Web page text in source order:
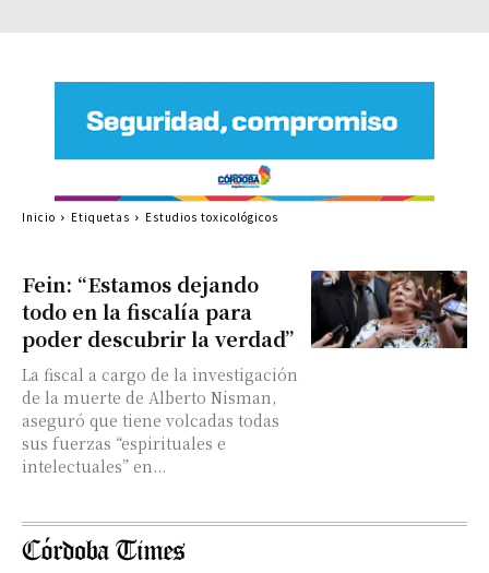
Fein: “Estamos dejando
todo en la fiscalía para
poder descubrir la verdad”
La fiscal a cargo de la investigación
de la muerte de Alberto Nisman,
aseguró que tiene volcadas todas
sus fuerzas “espirituales e
intelectuales” en...
Inicio Etiquetas Estudios toxicológicos